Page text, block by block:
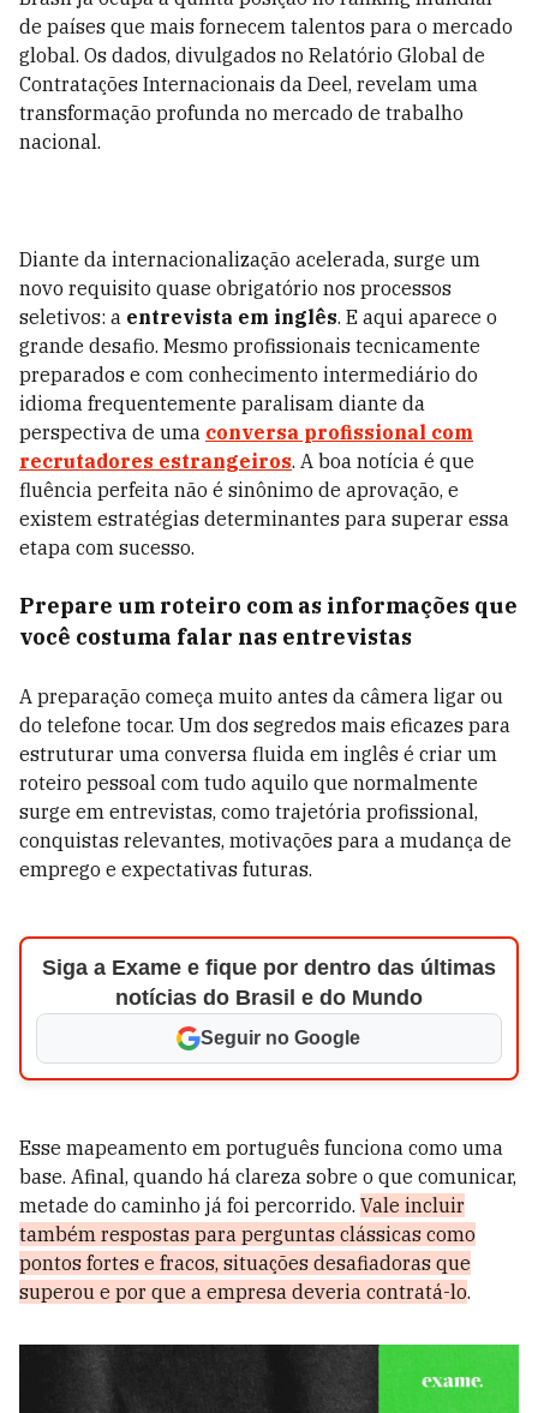
de países que mais fornecem talentos para o mercado
global. Os dados, divulgados no Relatório Global de
Contratações Internacionais da Deel, revelam uma
transformação profunda no mercado de trabalho
nacional.
Diante da internacionalização acelerada, surge um
novo requisito quase obrigatório nos processos
seletivos: a entrevista em inglês. E aqui aparece o
grande desafio. Mesmo profissionais tecnicamente
preparados e com conhecimento intermediário do
idioma frequentemente paralisam diante da
perspectiva de uma conversa profissional com
recrutadores estrangeiros. A boa notícia é que
fluência perfeita não é sinônimo de aprovação, e
existem estratégias determinantes para superar essa
etapa com sucesso.
Prepare um roteiro com as informações que
você costuma falar nas entrevistas
A preparação começa muito antes da câmera ligar ou
do telefone tocar. Um dos segredos mais eficazes para
estruturar uma conversa fluida em inglês é criar um
roteiro pessoal com tudo aquilo que normalmente
surge em entrevistas, como trajetória profissional,
conquistas relevantes, motivações para a mudança de
emprego e expectativas futuras.
Siga a Exame e fique por dentro das últimas
notícias do Brasil e do Mundo
Seguir no Google
Esse mapeamento em português funciona como uma
base. Afinal, quando há clareza sobre o que comunicar,
metade do caminho já foi percorrido. Vale incluir
também respostas para perguntas clássicas como
pontos fortes e fracos, situações desafiadoras que
superou e por que a empresa deveria contratá-lo.